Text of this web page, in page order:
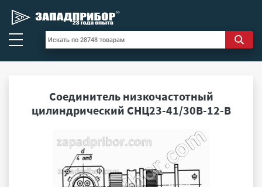
Соединитель низкочастотный
цилиндрический СНЦ23-41/30В-12-В